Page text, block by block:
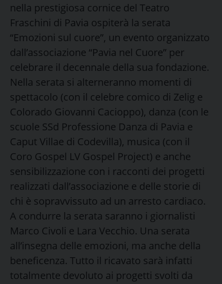
nella prestigiosa cornice del Teatro
Fraschini di Pavia ospiterà la serata
“Emozioni sul cuore”, un evento organizzato
dall’associazione “Pavia nel Cuore” per
celebrare il decennale della sua fondazione.
Nella serata si alterneranno momenti di
spettacolo (con il celebre comico di Zelig e
Colorado Giovanni Cacioppo), danza (con le
scuole SSd Professione Danza di Pavia e
Caput Villae di Codevilla), musica (con il
Coro Gospel LV Gospel Project) e anche
sensibilizzazione con i racconti dei progetti
realizzati dall’associazione e delle storie di
chi è sopravvissuto ad un arresto cardiaco.
A condurre la serata saranno i giornalisti
Marco Civoli e Lara Vecchio. Una serata
all’insegna delle emozioni, ma anche della
beneficenza. Tutto il ricavato sarà infatti
totalmente devoluto ai progetti svolti da